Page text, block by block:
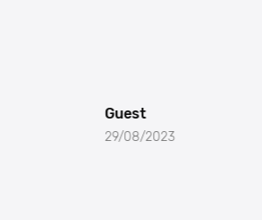
Guest
29/08/2023